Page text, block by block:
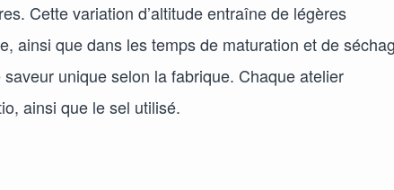
Cette variation d’altitude entraîne de légères
ainsi que dans les temps de maturation et de
unique selon la fabrique. Chaque atelier
ainsi que le sel utilisé.